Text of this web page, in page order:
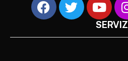
SERVIZI